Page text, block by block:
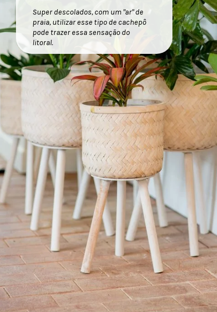
Super descolados, com um "ar" de
praia, utilizar esse tipo de cachepô
pode trazer essa sensação do
litoral.